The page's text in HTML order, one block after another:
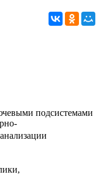
подсистемами